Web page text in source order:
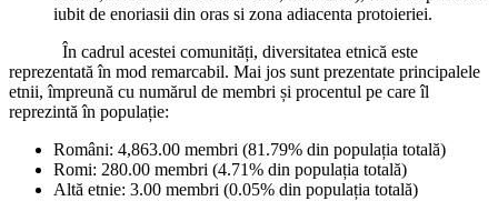
iubit de enoriasii din oras si zona adiacenta protoieriei.
În cadrul acestei comunități, diversitatea etnică este
reprezentată în mod remarcabil. Mai jos sunt prezentate principalele
etnii, împreună cu numărul de membri și procentul pe care îl
reprezintă în populație:
Români: 4,863.00 membri (81.79% din populația totală)
Romi: 280.00 membri (4.71% din populația totală)
Altă etnie: 3.00 membri (0.05% din populația totală)